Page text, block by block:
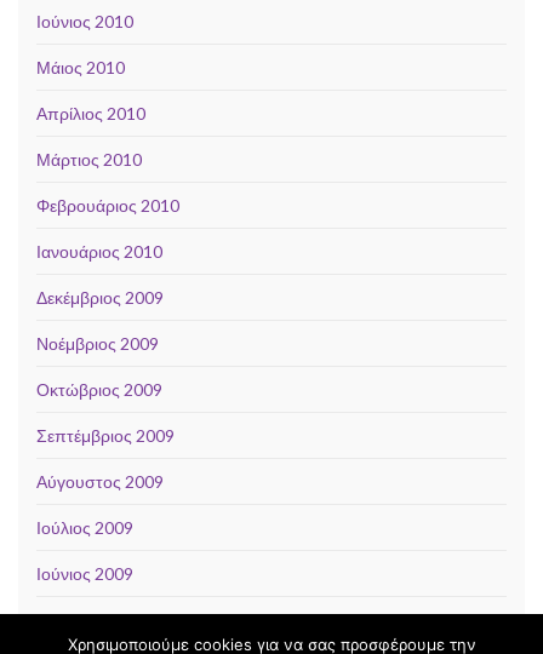
Ιούνιος 2010
Μάιος 2010
Απρίλιος 2010
Μάρτιος 2010
Φεβρουάριος 2010
Ιανουάριος 2010
Δεκέμβριος 2009
Νοέμβριος 2009
Οκτώβριος 2009
Σεπτέμβριος 2009
Αύγουστος 2009
Ιούλιος 2009
Ιούνιος 2009
Χρησιμοποιούμε cookies για να σας προσφέρουμε την